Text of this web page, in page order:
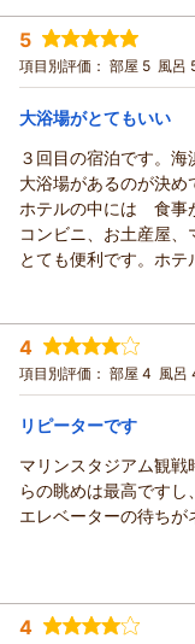
これからも皆様に快
に努めてまいります。
またのご来館をスタ
稿ありがとうござい
フロント 一條
宿泊時期： 2026年07月
投稿者： なおさん
宿泊プラン： 素泊まり 大
可★
ツイン 食事なし
宿泊価格帯： 16,001～
アパホテル＆リゾート〈
この度はアパホテル
だきまして誠にあり
ワンちゃん連れのご
ん。お部屋の清掃に
館内設備を便利に感
じます。
お近くにお越しの際
タッフ一同心よりお
ご投稿ありがとうご
5
項目別評価： 部屋 5 風呂
大浴場がとてもいい
３回目の宿泊です。
大浴場があるのが決め
ホテルの中には 食事
コンビニ、お土産屋、
とても便利です。ホ
宿泊時期： 2026年06月
投稿者： namiさん
宿泊プラン： 素泊まり シ
宿泊価格帯： 5,001～
この度はアパホテル
だき誠にありがとう
当館の設備や立地な
賜った評価に恥じぬ
貴重なお時間の中ご
お客様のまたのご来
4
項目別評価： 部屋 4 風呂
リピーターです
マリンスタジアム観
らの眺めは最高ですし
エレベーターの待ちが
投稿者： ノムさん(男性/
宿泊プラン： 素泊まり
4